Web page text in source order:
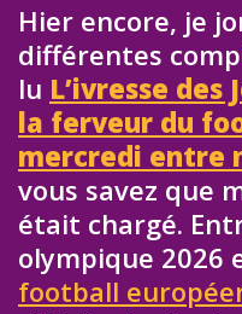
Hier encore, je
différentes
lu L’ivresse des
la ferveur du
mercredi entre
vous savez que
était chargé.
olympique 2026
football